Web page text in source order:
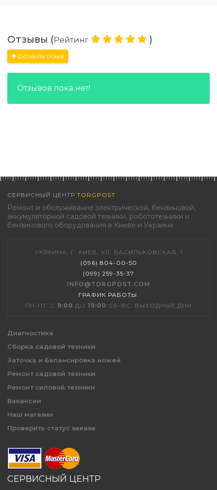
Отзывы ( Рейтинг )
Оставить отзыв
Отзывов пока нет!
СЕРВИСНЫЙ ЦЕНТР TORGPOST
Ремонт и обслуживание электрической, бензиновой,
аккумуляторной садовой техники, робототехники и
бензинового оборудования в Киеве и Украине
УКРАИНА, Г. КИЕВ, УЛ. ВАСИЛЬКОВСКАЯ, 1
(096) 804-00-50
(099) 259-35-37
INFO@TORGPOST.COM
ГРАФИК РАБОТЫ :
ПН-ПТ: С 9:00 ДО 19:00 СБ-ВС: ВЫХОДНЫЕ ДНИ
Диагностика
Сборка садовой техники
Заточка и балансировка ножей
Ремонт садовой техники
Ремонт силовой техники
Вакансии
Наш магазин
Проверить статус заказа
СЕРВИСНЫЙ ЦЕНТР